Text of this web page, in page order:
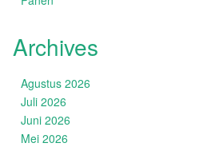
Archives
Agustus 2026
Juli 2026
Juni 2026
Mei 2026